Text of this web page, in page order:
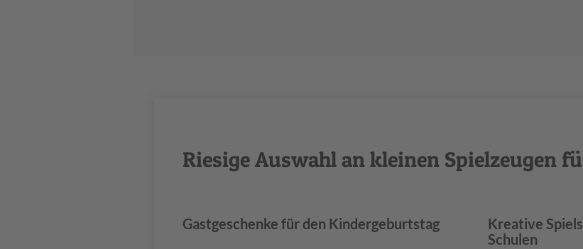
Riesige Auswahl an kleinen Spielzeugen
Gastgeschenke für den Kindergeburtstag
Kreative
Schulen